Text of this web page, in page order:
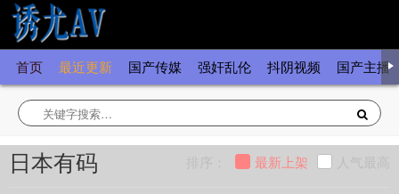
首页 最近更新 国产传媒 强奸乱伦 抖阴视频 国产主播
日本有码 最新上架